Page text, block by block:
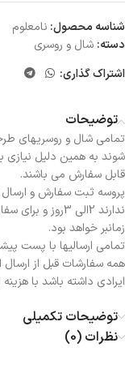
شناسه محصول: نامعلوم
دسته: شال و روسری
اشتراک گذاری:
توضیحات
تمامی شال و روسریهای
شوند به همین دلیل
قابل سفارش می باشند.
پروسه ثبت سفارش و ارسال
ندارند 2الی
زمانبر خواهد بود.
تمامی ارسالیها با پست
همه سفارشات قبل از ارسال
ایرادی داشته باشد با
توضیحات تکمیلی
نظرات (0)